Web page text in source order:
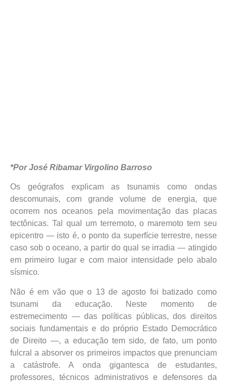
*Por José Ribamar Virgolino Barroso
Os geógrafos explicam as tsunamis como ondas
descomunais, com grande volume de energia, que
ocorrem nos oceanos pela movimentação das placas
tectônicas. Tal qual um terremoto, o maremoto tem seu
epicentro — isto é, o ponto da superfície terrestre, nesse
caso sob o oceano, a partir do qual se irradia — atingido
em primeiro lugar e com maior intensidade pelo abalo
sísmico.
Não é em vão que o 13 de agosto foi batizado como
tsunami da educação. Neste momento de
estremecimento — das políticas públicas, dos direitos
sociais fundamentais e do próprio Estado Democrático
de Direito —, a educação tem sido, de fato, um ponto
fulcral a absorver os primeiros impactos que prenunciam
a catástrofe. A onda gigantesca de estudantes,
professores, técnicos administrativos e defensores da